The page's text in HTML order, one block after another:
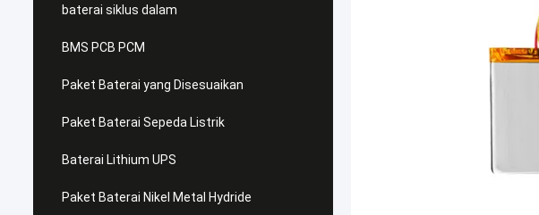
baterai siklus dalam
BMS PCB PCM
Paket Baterai yang Disesuaikan
Paket Baterai Sepeda Listrik
Baterai Lithium UPS
Paket Baterai Nikel Metal Hydride